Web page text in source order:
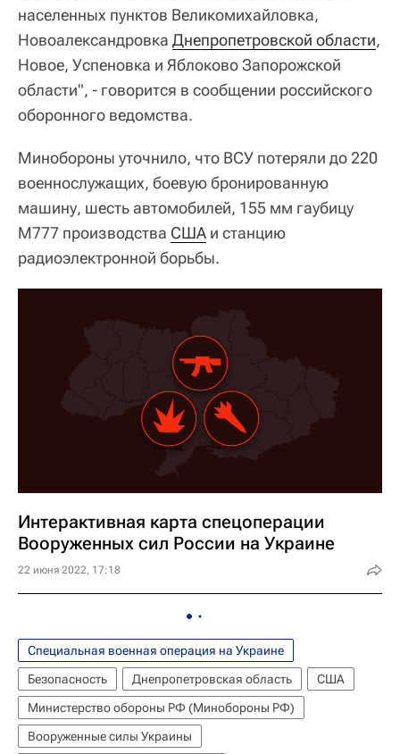
населенных пунктов Великомихайловка,
Новоалександровка Днепропетровской области,
Новое, Успеновка и Яблоково Запорожской
области", - говорится в сообщении российского
оборонного ведомства.
Минобороны уточнило, что ВСУ потеряли до 220
военнослужащих, боевую бронированную
машину, шесть автомобилей, 155 мм гаубицу
М777 производства США и станцию
радиоэлектронной борьбы.
Интерактивная карта спецоперации
Вооруженных сил России на Украине
22 июня 2022, 17:18
Специальная военная операция на Украине
Безопасность
Днепропетровская область
США
Министерство обороны РФ (Минобороны РФ)
Вооруженные силы Украины